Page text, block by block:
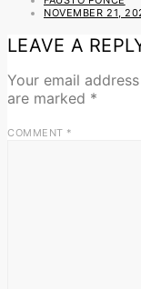
NOVEMBER 21,
LEAVE A
Your email
are marked *
COMMENT *